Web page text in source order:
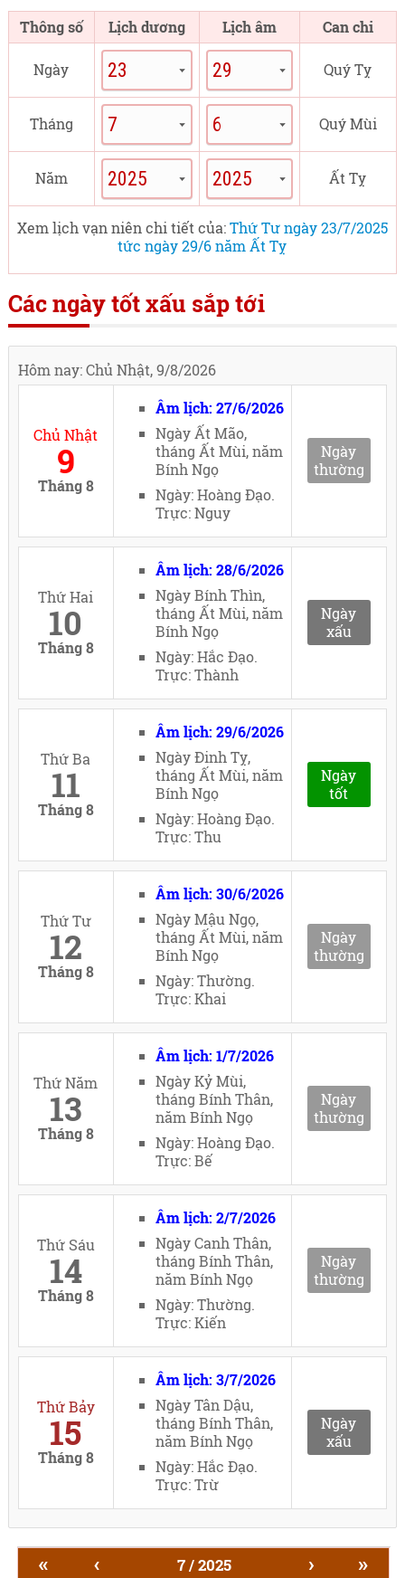
Thông số Lịch dương Lịch âm Can chi
Ngày Quý Tỵ
Tháng Quý Mùi
Năm Ất Tỵ
Xem lịch vạn niên chi tiết của:Thứ Tư ngày 23/7/2025
tức ngày 29/6 năm Ất Tỵ
Các ngày tốt xấu sắp tới
Hôm nay: Chủ Nhật, 9/8/2026
Chủ Nhật
9
Tháng 8
Âm lịch: 27/6/2026
Ngày Ất Mão,
tháng Ất Mùi, năm
Bính Ngọ
Ngày: Hoàng Đạo.
Trực: Nguy
Ngày
thường
Thứ Hai
10
Tháng 8
Âm lịch: 28/6/2026
Ngày Bính Thìn,
tháng Ất Mùi, năm
Bính Ngọ
Ngày: Hắc Đạo.
Trực: Thành
Ngày
xấu
Thứ Ba
11
Tháng 8
Âm lịch: 29/6/2026
Ngày Đinh Tỵ,
tháng Ất Mùi, năm
Bính Ngọ
Ngày: Hoàng Đạo.
Trực: Thu
Ngày
tốt
Thứ Tư
12
Tháng 8
Âm lịch: 30/6/2026
Ngày Mậu Ngọ,
tháng Ất Mùi, năm
Bính Ngọ
Ngày: Thường.
Trực: Khai
Ngày
thường
Thứ Năm
13
Tháng 8
Âm lịch: 1/7/2026
Ngày Kỷ Mùi,
tháng Bính Thân,
năm Bính Ngọ
Ngày: Hoàng Đạo.
Trực: Bế
Ngày
thường
Thứ Sáu
14
Tháng 8
Âm lịch: 2/7/2026
Ngày Canh Thân,
tháng Bính Thân,
năm Bính Ngọ
Ngày: Thường.
Trực: Kiến
Ngày
thường
Thứ Bảy
15
Tháng 8
Âm lịch: 3/7/2026
Ngày Tân Dậu,
tháng Bính Thân,
năm Bính Ngọ
Ngày: Hắc Đạo.
Trực: Trừ
Ngày
xấu
« ‹ 7 / 2025 › »